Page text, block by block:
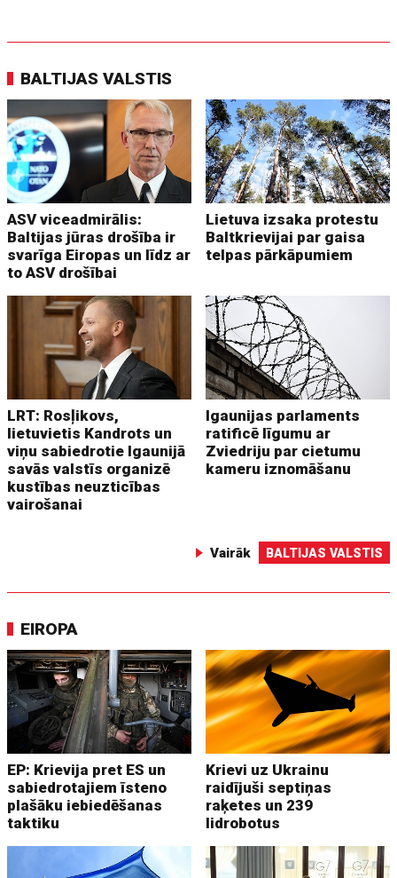
BALTIJAS VALSTIS
ASV viceadmirālis:
Baltijas jūras drošība ir
svarīga Eiropas un līdz ar
to ASV drošībai
Lietuva izsaka protestu
Baltkrievijai par gaisa
telpas pārkāpumiem
LRT: Rosļikovs,
lietuvietis Kandrots un
viņu sabiedrotie Igaunijā
savās valstīs organizē
kustības neuzticības
vairošanai
Igaunijas parlaments
ratificē līgumu ar
Zviedriju par cietumu
kameru iznomāšanu
Vairāk BALTIJAS VALSTIS
EIROPA
EP: Krievija pret ES un
sabiedrotajiem īsteno
plašāku iebiedēšanas
taktiku
Krievi uz Ukrainu
raidījuši septiņas
raķetes un 239
lidrobotus